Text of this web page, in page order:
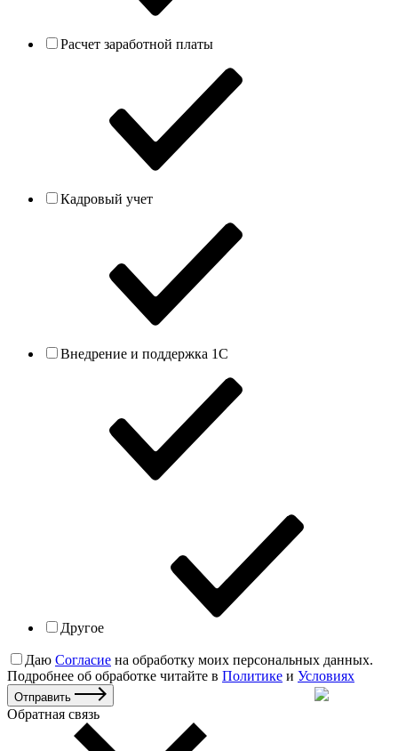
Расчет заработной платы
Кадровый учет
Внедрение и поддержка 1С
Другое
Даю Согласие на обработку моих персональных данных.
Подробнее об обработке читайте в Политике и Условиях
Отправить
Обратная связь